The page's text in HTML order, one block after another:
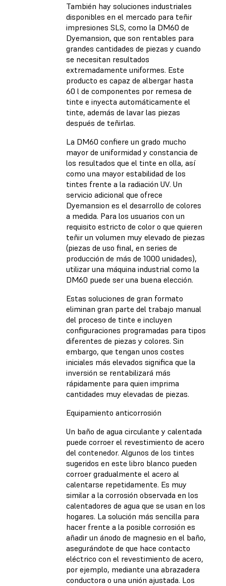
También hay soluciones industriales
disponibles en el mercado para teñir
impresiones SLS, como la DM60 de
Dyemansion, que son rentables para
grandes cantidades de piezas y cuando
se necesitan resultados
extremadamente uniformes. Este
producto es capaz de albergar hasta
60 l de componentes por remesa de
tinte e inyecta automáticamente el
tinte, además de lavar las piezas
después de teñirlas.
La DM60 confiere un grado mucho
mayor de uniformidad y constancia de
los resultados que el tinte en olla, así
como una mayor estabilidad de los
tintes frente a la radiación UV. Un
servicio adicional que ofrece
Dyemansion es el desarrollo de colores
a medida. Para los usuarios con un
requisito estricto de color o que quieren
teñir un volumen muy elevado de piezas
(piezas de uso final, en series de
producción de más de 1000 unidades),
utilizar una máquina industrial como la
DM60 puede ser una buena elección.
Estas soluciones de gran formato
eliminan gran parte del trabajo manual
del proceso de tinte e incluyen
configuraciones programadas para tipos
diferentes de piezas y colores. Sin
embargo, que tengan unos costes
iniciales más elevados significa que la
inversión se rentabilizará más
rápidamente para quien imprima
cantidades muy elevadas de piezas.
Equipamiento anticorrosión
Un baño de agua circulante y calentada
puede corroer el revestimiento de acero
del contenedor. Algunos de los tintes
sugeridos en este libro blanco pueden
corroer gradualmente el acero al
calentarse repetidamente. Es muy
similar a la corrosión observada en los
calentadores de agua que se usan en los
hogares. La solución más sencilla para
hacer frente a la posible corrosión es
añadir un ánodo de magnesio en el baño,
asegurándote de que hace contacto
eléctrico con el revestimiento de acero,
por ejemplo, mediante una abrazadera
conductora o una unión ajustada. Los